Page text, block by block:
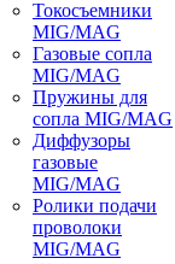
Токосъемники
MIG/MAG
Газовые сопла
MIG/MAG
Пружины для
сопла MIG/MAG
Диффузоры
газовые
MIG/MAG
Ролики подачи
проволоки
MIG/MAG